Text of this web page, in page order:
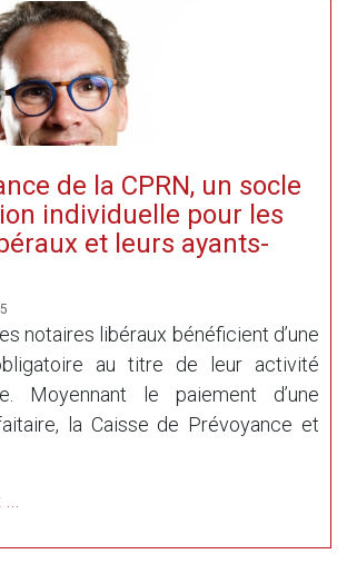
de la CPRN, un socle
individuelle pour les
et leurs ayants-
notaires libéraux bénéficient d’une
au titre de leur activité
Moyennant le paiement d’une
la Caisse de Prévoyance et